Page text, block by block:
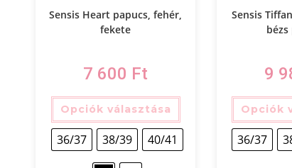
Sensis Heart papucs, fehér,
fekete
7 600 Ft
Opciók választása
36/37 38/39 40/41
Sensis
bézs
9
Opciók
36/37